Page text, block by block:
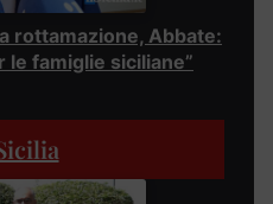
rottamazione, Abbate:
le famiglie siciliane”